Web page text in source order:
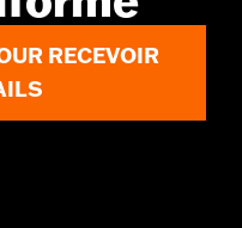
de montage,
RECEVOIR